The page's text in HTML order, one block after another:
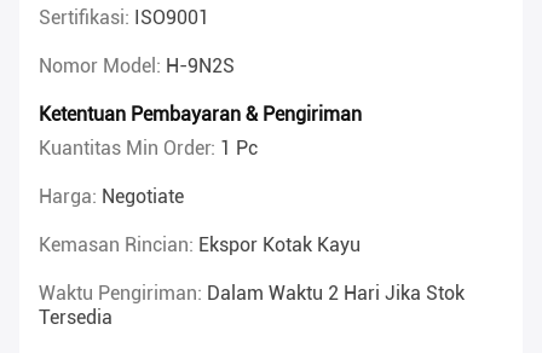
Sertifikasi: ISO9001
Nomor Model: H-9N2S
Ketentuan Pembayaran & Pengiriman
Kuantitas Min Order: 1 Pc
Harga: Negotiate
Kemasan Rincian: Ekspor Kotak Kayu
Waktu Pengiriman: Dalam Waktu 2 Hari Jika Stok
Tersedia